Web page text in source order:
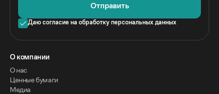
Отправить
Даю согласие на обработку персональных данных
O компании
О нас
Ценные бумаги
Медиа